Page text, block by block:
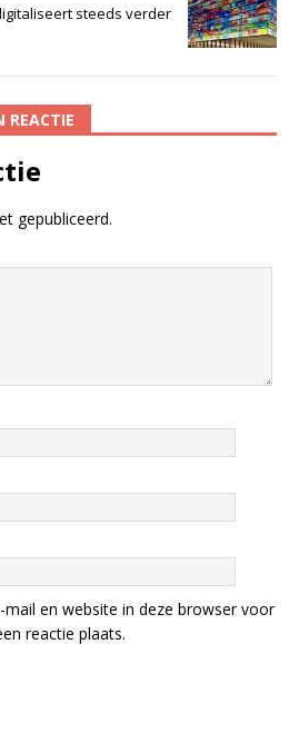
steeds verder
REACTIE
gepubliceerd.
en website in deze browser voor
reactie plaats.